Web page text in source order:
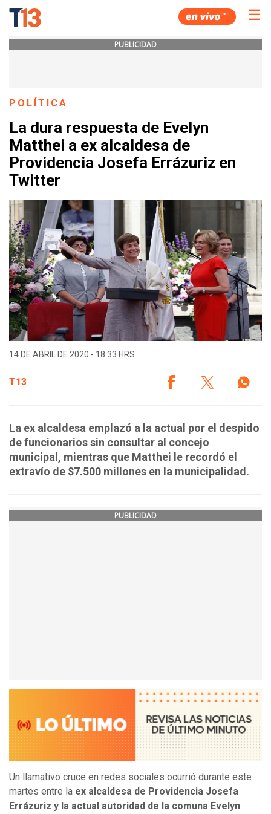
☰
PUBLICIDAD
POLÍTICA
La dura respuesta de Evelyn
Matthei a ex alcaldesa de
Providencia Josefa Errázuriz en
Twitter
14 DE ABRIL DE 2020 - 18:33 HRS.
T13
La ex alcaldesa emplazó a la actual por el despido
de funcionarios sin consultar al concejo
municipal, mientras que Matthei le recordó el
extravío de $7.500 millones en la municipalidad.
PUBLICIDAD
Un llamativo cruce en redes sociales ocurrió durante este
martes entre la ex alcaldesa de Providencia Josefa
Errázuriz y la actual autoridad de la comuna Evelyn